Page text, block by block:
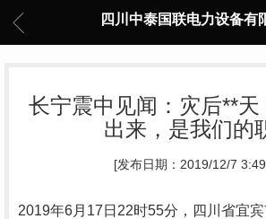
四川中泰国联电力设备有
长宁震中见闻：灾后**
出来，是我们的
[发布日期：2019/12/7
2019年6月17日22时55分，四川省宜